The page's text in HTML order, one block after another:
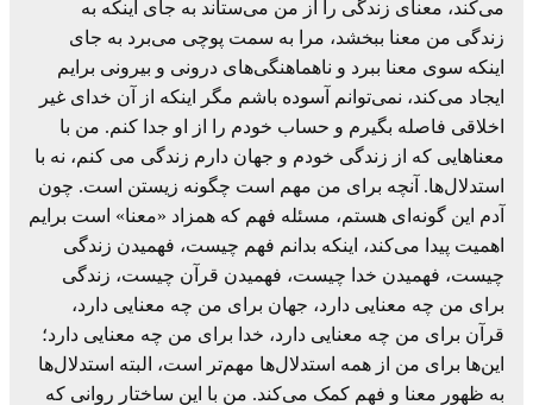
می‌کند، معنای زندگی را از من می‌ستاند به جای اینکه به
زندگی من معنا ببخشد، مرا به سمت پوچی می‌برد به جای
اینکه سوی معنا ببرد و ناهماهنگی‌های درونی و بیرونی برایم
ایجاد می‌کند، نمی‌توانم آسوده باشم مگر اینکه از آن خدای غیر
اخلاقی فاصله بگیرم و حساب خودم را از او جدا کنم. من با
معناهایی که از زندگی خودم و جهان دارم زندگی می کنم، نه با
استدلال‌ها. آنچه برای من مهم است چگونه زیستن است. چون
آدم این گونه‌ای هستم، مسئله فهم که همزاد «معنا» است برایم
اهمیت پیدا می‌کند، اینکه بدانم فهم چیست، فهمیدن زندگی
چیست، فهمیدن خدا چیست، فهمیدن قرآن چیست، زندگی
برای من چه معنایی دارد، جهان برای من چه معنایی دارد،
قرآن برای من چه معنایی دارد، خدا برای من چه معنایی دارد؛
این‌ها برای من از همه استدلال‌ها مهم‌تر است، البته استدلال‌ها
به ظهور معنا و فهم کمک می‌کند. من با این ساختار روانی که